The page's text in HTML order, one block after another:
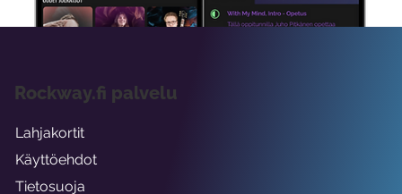
Rockway.fi palvelu
Lahjakortit
Käyttöehdot
Tietosuoja